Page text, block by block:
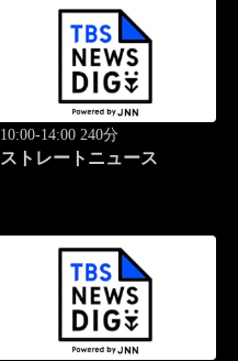
10:00-14:00 240分
ストレートニュース